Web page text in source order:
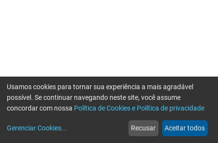
web
Notícias
more_horiz
Mais
Usamos cookies para tornar sua experiência a mais agradável
possível. Se continuar navegando neste site, você assume
concordar com nossa Política de Cookies e Política de privacidade
Gerenciar Cookies... Recusar Aceitar todos
Erro ao enviar informações, por favor tente novamente